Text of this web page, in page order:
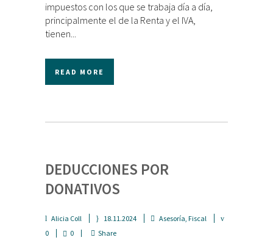
impuestos con los que se trabaja día a día,
principalmente el de la Renta y el IVA,
tienen...
READ MORE
DEDUCCIONES POR
DONATIVOS
Alicia Coll 18.11.2024 Asesoría, Fiscal
0
0 Share